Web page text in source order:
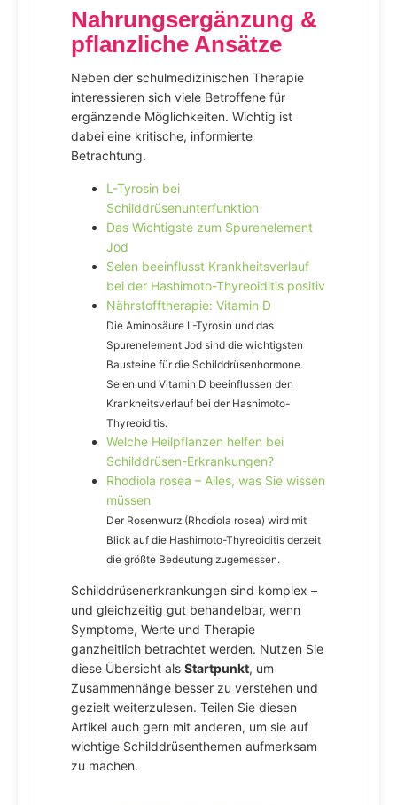
Nahrungsergänzung &
pflanzliche Ansätze
Neben der schulmedizinischen Therapie
interessieren sich viele Betroffene für
ergänzende Möglichkeiten. Wichtig ist
dabei eine kritische, informierte
Betrachtung.
L-Tyrosin bei
Schilddrüsenunterfunktion
Das Wichtigste zum Spurenelement
Jod
Selen beeinflusst Krankheitsverlauf
bei der Hashimoto-Thyreoiditis positiv
Nährstofftherapie: Vitamin D
Die Aminosäure L-Tyrosin und das
Spurenelement Jod sind die wichtigsten
Bausteine für die Schilddrüsenhormone.
Selen und Vitamin D beeinflussen den
Krankheitsverlauf bei der Hashimoto-
Thyreoiditis.
Welche Heilpflanzen helfen bei
Schilddrüsen-Erkrankungen?
Rhodiola rosea – Alles, was Sie wissen
müssen
Der Rosenwurz (Rhodiola rosea) wird mit
Blick auf die Hashimoto-Thyreoiditis derzeit
die größte Bedeutung zugemessen.
Schilddrüsenerkrankungen sind komplex –
und gleichzeitig gut behandelbar, wenn
Symptome, Werte und Therapie
ganzheitlich betrachtet werden. Nutzen Sie
diese Übersicht als Startpunkt, um
Zusammenhänge besser zu verstehen und
gezielt weiterzulesen. Teilen Sie diesen
Artikel auch gern mit anderen, um sie auf
wichtige Schilddrüsenthemen aufmerksam
zu machen.